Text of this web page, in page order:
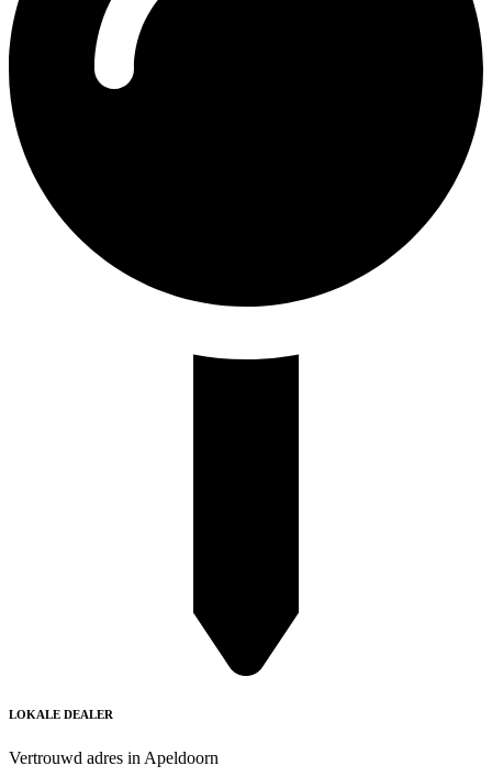
LOKALE DEALER
Vertrouwd adres in Apeldoorn